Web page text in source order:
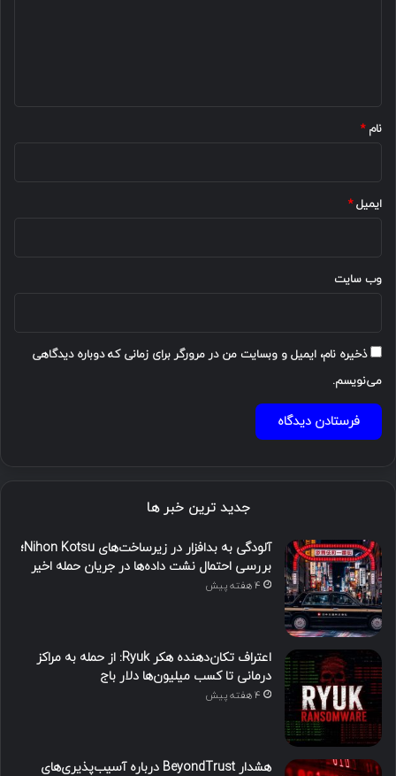
نام*
ایمیل*
وب‌ سایت
ذخیره نام، ایمیل و وبسایت من در مرورگر برای زمانی که دوباره دیدگاهی
می‌نویسم.
جدید ترین خبر ها
آلودگی به بدافزار در زیرساخت‌های Nihon Kotsu؛
بررسی احتمال نشت داده‌ها در جریان حمله اخیر
4 هفته پیش
اعتراف تکان‌دهنده هکر Ryuk: از حمله به مراکز
درمانی تا کسب میلیون‌ها دلار باج
4 هفته پیش
هشدار BeyondTrust درباره آسیب‌پذیری‌های